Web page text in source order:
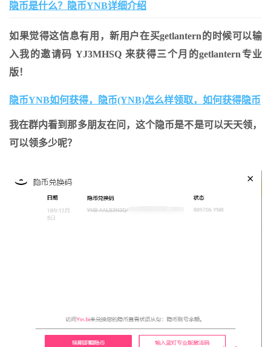
隐币是什么？隐币YNB详细介绍
如果觉得这信息有用，新用户在买getlantern的时候可以输
入我的邀请码 YJ3MHSQ 来获得三个月的getlantern专业
版！
隐币YNB如何获得，隐币(YNB)怎么样领取，如何获得隐币
我在群内看到那多朋友在问，这个隐币是不是可以天天领，
可以领多少呢？